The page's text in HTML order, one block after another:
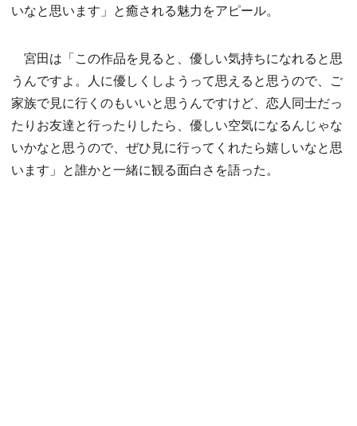
いなと思います」と癒される魅力をアピール。
宮田は「この作品を見ると、優しい気持ちになれると思
うんですよ。人に優しくしようって思えると思うので、ご
家族で見に行くのもいいと思うんですけど、恋人同士だっ
たりお友達と行ったりしたら、優しい空気になるんじゃな
いかなと思うので、ぜひ見に行ってくれたら嬉しいなと思
います」と誰かと一緒に観る面白さを語った。